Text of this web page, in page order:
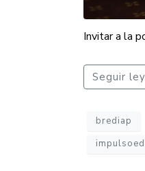
Invitar a la
Seguir
brediap